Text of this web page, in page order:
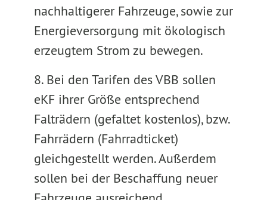
nachhaltigerer Fahrzeuge, sowie zur
Energieversorgung mit ökologisch
erzeugtem Strom zu bewegen.
8. Bei den Tarifen des VBB sollen
eKF ihrer Größe entsprechend
Falträdern (gefaltet kostenlos), bzw.
Fahrrädern (Fahrradticket)
gleichgestellt werden. Außerdem
sollen bei der Beschaffung neuer